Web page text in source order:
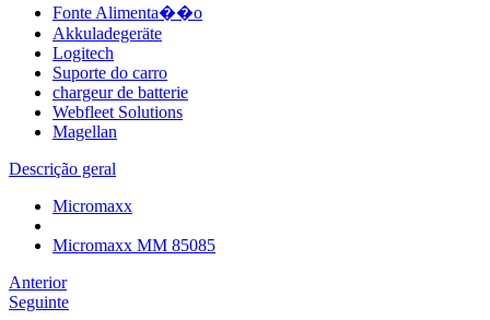
Fonte Alimenta��o
Akkuladegeräte
Logitech
Suporte do carro
chargeur de batterie
Webfleet Solutions
Magellan
Descrição geral
Micromaxx
Micromaxx MM 85085
Anterior
Seguinte